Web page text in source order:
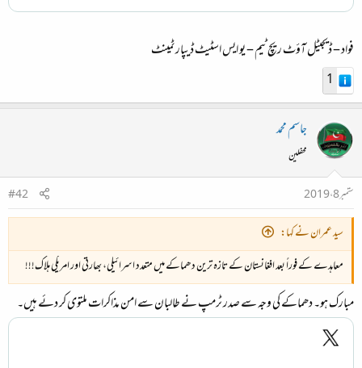
فواد – ڈيجيٹل آؤٹ ريچ ٹيم – يو ايس اسٹيٹ ڈيپارٹمينٹ
1
جاسم محمد
محفلین
ستمبر 8، 2019
#42
سید عمران نے کہا:
معاہدے کے فوراً بعد افغانستان کے تازہ ترین دھماکے میں متعدد اسرائیلی، بھارتی اور امریکی ہلاک!!!
مبارک ہو۔ دھماکے کی وجہ سے صدر ٹرمپ نے طالبان سے امن مذاکرات ملتوی کر دئے ہیں۔